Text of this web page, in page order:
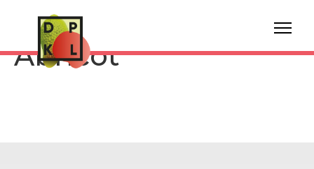
Conservation
Abricot